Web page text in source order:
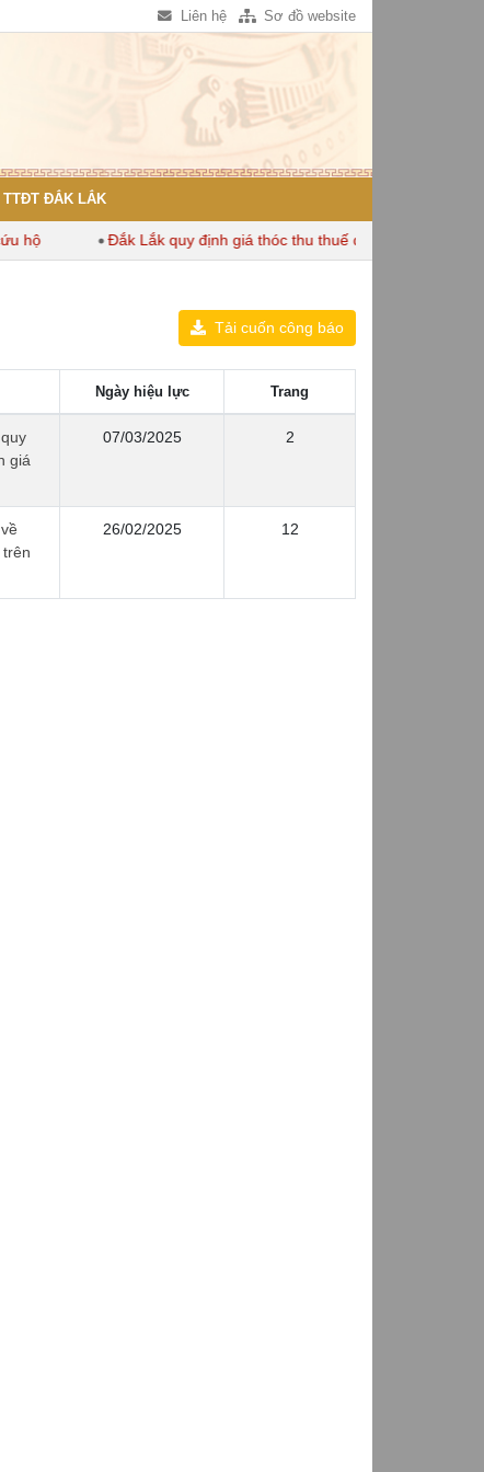
Liên hệ Sơ đồ website
TTĐT ĐẮK LẮK
Đắk Lắk quy định giá thóc thu thuế dùng để tính thuế sử
Tải cuốn công báo
Ngày hiệu lực Trang
giá
07/03/2025 2
26/02/2025 12